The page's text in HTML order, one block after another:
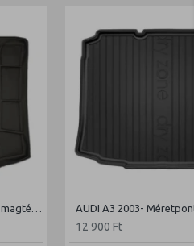
AUDI 96-03 Méretpontos csomagtértálca
12 900 Ft